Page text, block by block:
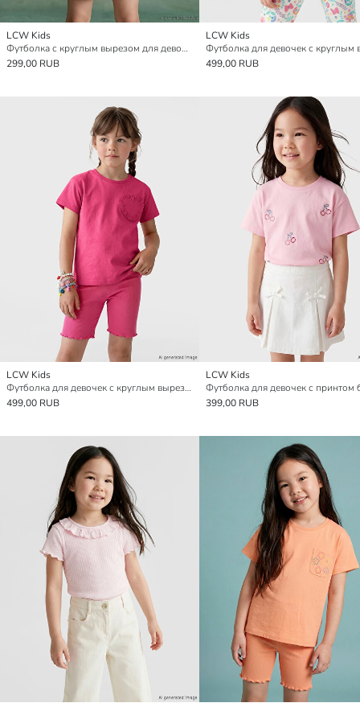
LCW Kids
Футболка с круглым вырезом для девочек
299,00 RUB
LCW Kids
499,00 RUB
LCW Kids
Футболка для девочек с круглым вырезом и вышивкой
499,00 RUB
LCW Kids
399,00 RUB